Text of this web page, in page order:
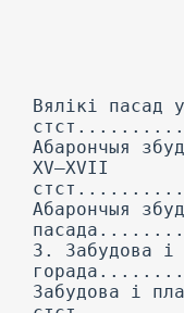
Вялікі пасад
Абарончыя
XV—XVII
Абарончыя
3. Забудова і
Забудова і